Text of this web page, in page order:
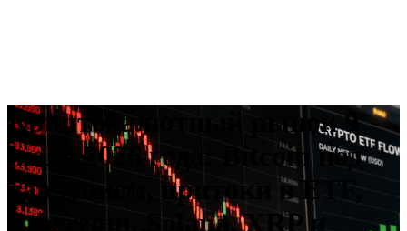
Криптовалютный рынок 9
июля 2026 года: Bitcoin под
давлением, притоки в ETF,
Ethereum, Solana, XRP и